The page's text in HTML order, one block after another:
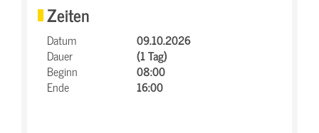
Zeiten
Datum
09.10.2026
Dauer
(1 Tag)
Beginn
08:00
Ende
16:00